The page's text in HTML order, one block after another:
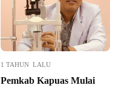
1 TAHUN LALU
Pemkab Kapuas Mulai